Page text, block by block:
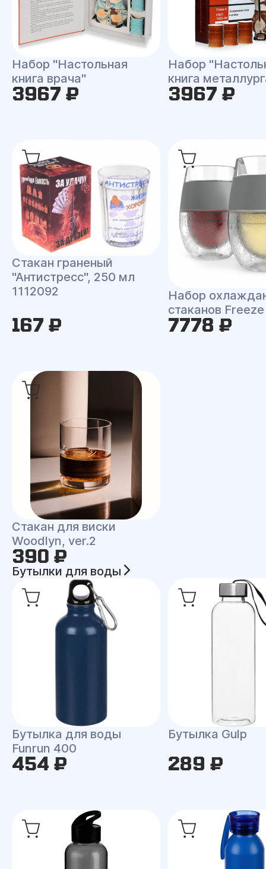
Набор "Настольная
книга врача"
3967 ₽
Набор
книга
3967 ₽
Стакан граненый
"Антистресс", 250 мл
1112092
167 ₽
Набор
стаканов Freeze
7778 ₽
Стакан для виски
Woodlyn, ver.2
390 ₽
Бутылки для воды
Бутылка для воды
Funrun 400
454 ₽
Бутылка Gulp
289 ₽